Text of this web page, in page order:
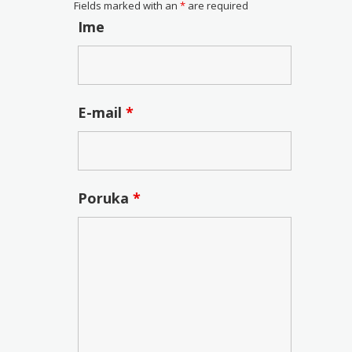
Fields marked with an* are required
Ime
E-mail*
Poruka*